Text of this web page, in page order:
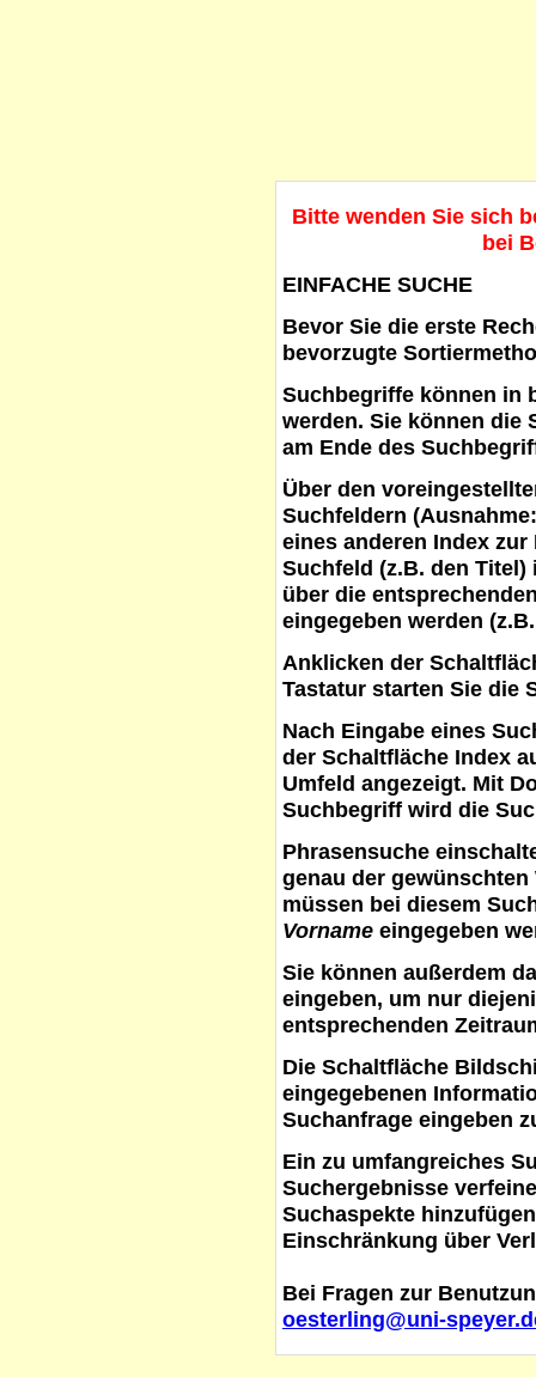
Bitte wenden Sie sich
bei
EINFACHE SUCHE
Bevor Sie die erste
bevorzugte
Suchbegriffe können in
werden. Sie können die
am Ende des
Über den
Suchfeldern
eines anderen Index
Suchfeld (z.B. den
über die
eingegeben werden
Anklicken der
Tastatur starten Sie die
Nach Eingabe eines
der Schaltfläche Index
Umfeld angezeigt. Mit
Suchbegriff wird die
Phrasensuche
genau der
müssen bei diesem
Vorname eingegeben
Sie können außerdem
eingeben, um nur
entsprechenden
Die Schaltfläche
eingegebenen
Suchanfrage eingeben
Ein zu umfangreiches
Suchergebnisse
Suchaspekte
Einschränkung über
Bei Fragen zur
oesterling@uni-